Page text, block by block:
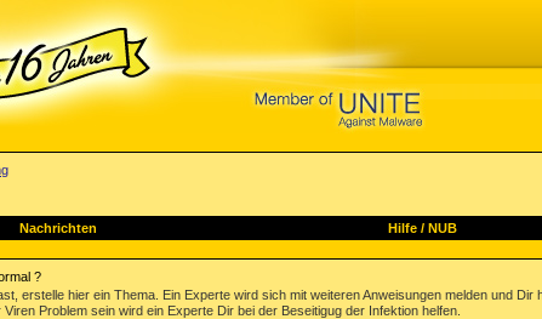
Nachrichten Hilfe/ NUB
?
erstelle hier ein Thema. Ein Experte wird sich mit weiteren Anweisungen melden und
Problem sein wird ein Experte Dir bei der Beseitigug der Infektion helfen.